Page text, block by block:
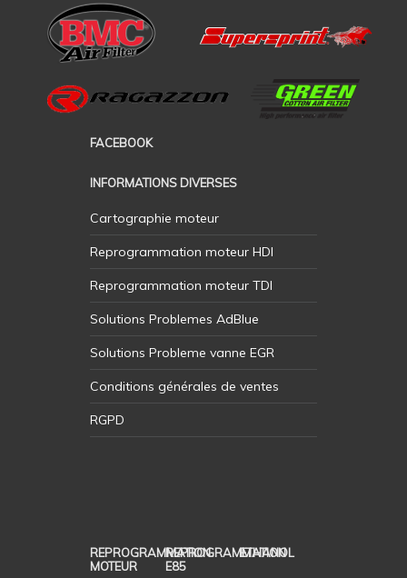
FACEBOOK
INFORMATIONS DIVERSES
Cartographie moteur
Reprogrammation moteur HDI
Reprogrammation moteur TDI
Solutions Problemes AdBlue
Solutions Probleme vanne EGR
Conditions générales de ventes
RGPD
REPROGRAMMATION
MOTEUR
REPROGRAMMATION
E85
ETHANOL